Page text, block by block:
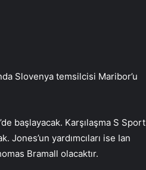
Slovenya temsilcisi Maribor’u
başlayacak. Karşılaşma S Sport
Jones’un yardımcıları ise Ian
Bramall olacaktır.